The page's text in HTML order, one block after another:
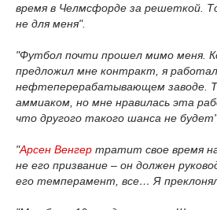
время в Челмсфорде за решеткой.
не для меня".
"Футбол почти прошел мимо меня.
предложил мне контракт, я работал
нефтеперерабатывающем заводе.
аммиаком, но мне нравилась эта
что другого такого шанса не
"Арсен Венгер тратит свое время
не его призвание – он должен
его темперамент, все… Я